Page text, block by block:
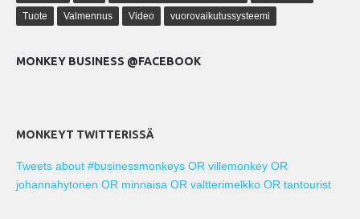
Tuote
Valmennus Video vuorovaikutussysteemi
MONKEY BUSINESS @FACEBOOK
MONKEYT TWITTERISSÄ
Tweets about #businessmonkeys OR villemonkey OR
johannahytonen OR minnaisa OR valtterimelkko OR tantourist